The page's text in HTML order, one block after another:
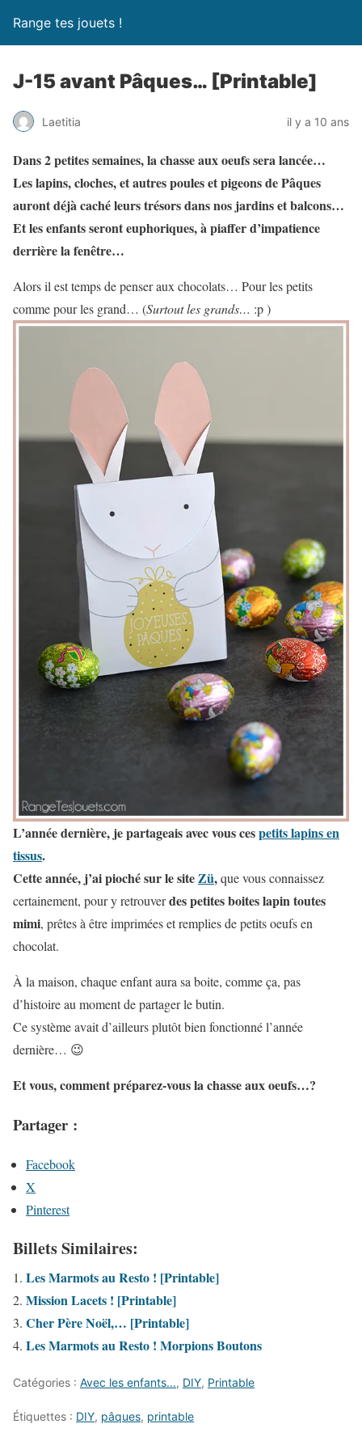
Range tes jouets !
J-15 avant Pâques… [Printable]
Laetitia il y a 10 ans
Dans 2 petites semaines, la chasse aux oeufs sera lancée…
Les lapins, cloches, et autres poules et pigeons de Pâques
auront déjà caché leurs trésors dans nos jardins et balcons…
Et les enfants seront euphoriques, à piaffer d’impatience
derrière la fenêtre…
Alors il est temps de penser aux chocolats… Pour les petits
comme pour les grand… (Surtout les grands… :p )
L’année dernière, je partageais avec vous cespetits lapins en
tissus.
Cette année, j’ai pioché sur le siteZü,que vous connaissez
certainement, pour y retrouverdes petites boites lapin toutes
mimi, prêtes à être imprimées et remplies de petits oeufs en
chocolat.
À la maison, chaque enfant aura sa boite, comme ça, pas
d’histoire au moment de partager le butin.
Ce système avait d’ailleurs plutôt bien fonctionné l’année
dernière… 😉
Et vous, comment préparez-vous la chasse aux oeufs…?
Partager :
Facebook
X
Pinterest
Billets Similaires:
Les Marmots au Resto ! [Printable]
Mission Lacets ! [Printable]
Cher Père Noël,… [Printable]
Les Marmots au Resto ! Morpions Boutons
Catégories : Avec les enfants..., DIY, Printable
Étiquettes : DIY, pâques, printable